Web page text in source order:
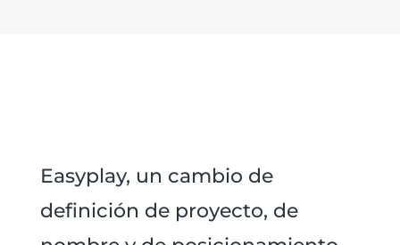
Easyplay, un cambio de
definición de proyecto, de